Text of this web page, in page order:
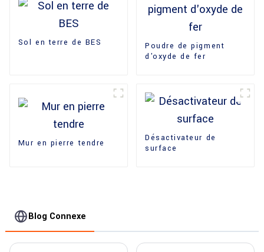
Sol en terre de BES
Poudre de pigment
d'oxyde de fer
Mur en pierre tendre
Désactivateur de
surface
Blog Connexe